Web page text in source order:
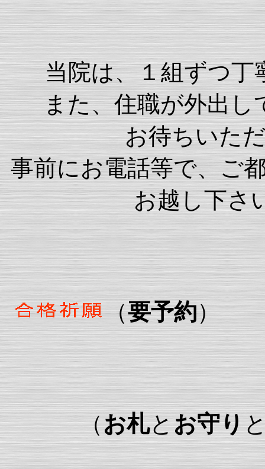
当院は、１組ずつ丁
また、住職が外出し
お待ちいた
事前にお電話等で、ご
お越し下さ
（要予約
（お札とお守り